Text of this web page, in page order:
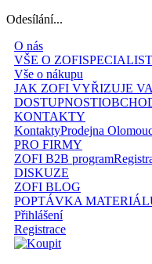
Odesílání...
O nás
VŠE O ZOFI
Vše o nákupu
JAK ZOFI VYŘIZUJE
DOSTUPNOSTI
KONTAKTY
KontaktyProdejna
PRO FIRMY
ZOFI B2B program
DISKUZE
ZOFI BLOG
POPTÁVKA
Přihlášení
Registrace